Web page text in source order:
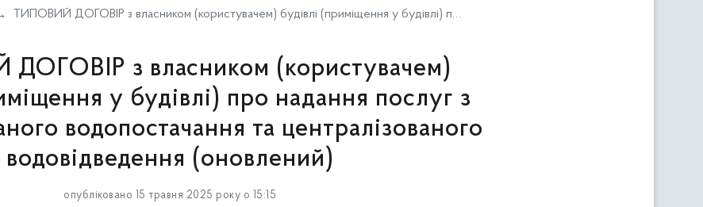
ТИПОВИЙ ДОГОВІР з власником (користувачем) будівлі (приміщення у будівлі) про надання послуг з централізованого водопостачання та централізованого водовідведення (оновлений)
з власником (користувачем)
у будівлі) про надання послуг з
водопостачання та централізованого
водовідведення (оновлений)
опубліковано 15 травня 2025 року о 15:15